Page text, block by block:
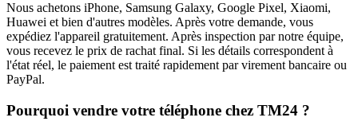
Nous achetons iPhone, Samsung Galaxy, Google Pixel, Xiaomi,
Huawei et bien d'autres modèles. Après votre demande, vous
expédiez l'appareil gratuitement. Après inspection par notre équipe,
vous recevez le prix de rachat final. Si les détails correspondent à
l'état réel, le paiement est traité rapidement par virement bancaire ou
PayPal.
Pourquoi vendre votre téléphone chez TM24 ?